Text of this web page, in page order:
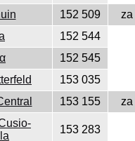
152 509
za
152 544
152 545
153 035
153 155 za
153 283